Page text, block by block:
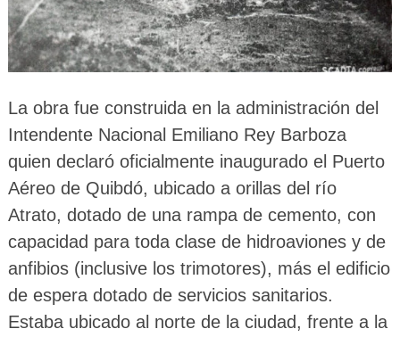
La obra fue construida en la administración del
Intendente Nacional Emiliano Rey Barboza
quien declaró oficialmente inaugurado el Puerto
Aéreo de Quibdó, ubicado a orillas del río
Atrato, dotado de una rampa de cemento, con
capacidad para toda clase de hidroaviones y de
anfibios (inclusive los trimotores), más el edificio
de espera dotado de servicios sanitarios.
Estaba ubicado al norte de la ciudad, frente a la